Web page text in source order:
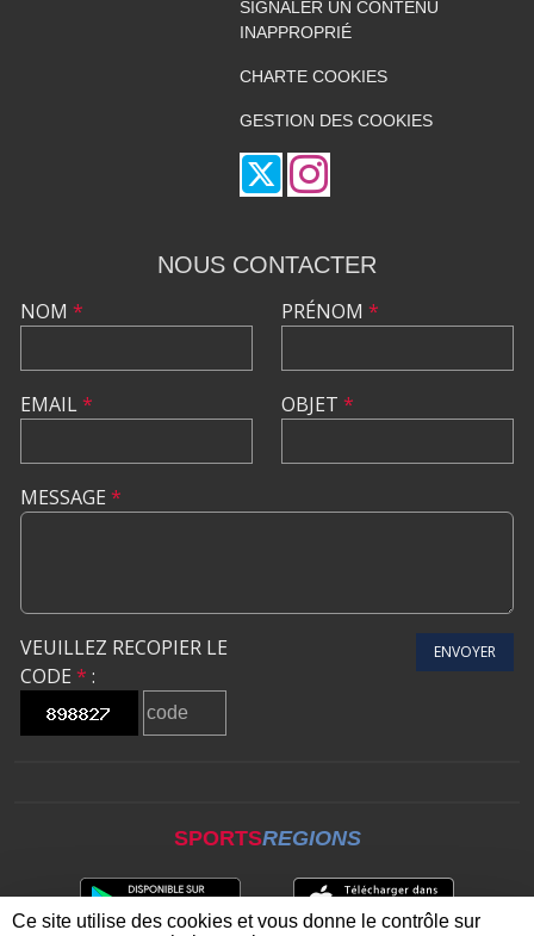
SIGNALER UN CONTENU
INAPPROPRIÉ
CHARTE COOKIES
GESTION DES COOKIES
NOUS CONTACTER
NOM *
EMAIL*
PRÉNOM *
OBJET *
MESSAGE *
VEUILLEZ RECOPIER LE
CODE * :
ENVOYER
SPORTSREGIONS
Ce site utilise des cookies et vous donne le contrôle sur